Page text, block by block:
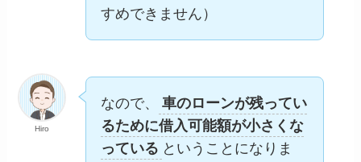
すめできません）
Hiro
なので、
車のローンが残ってい
るために借入可能額が小さくな
っている ということになりま